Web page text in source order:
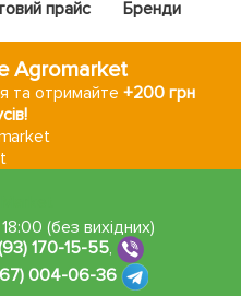
прайс Бренди
Agromarket
та отримайте+200 грн
(без вихідних)
170-15-55,
004-06-36